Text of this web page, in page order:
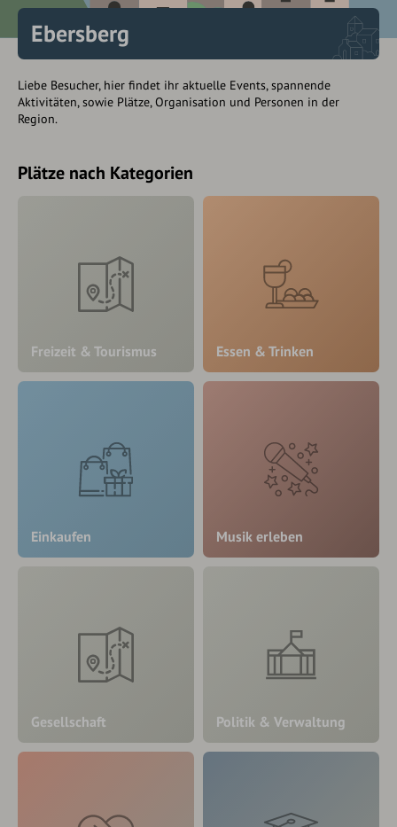
Ebersberg
Liebe Besucher, hier findet ihr aktuelle Events, spannende
Aktivitäten, sowie Plätze, Organisation und Personen in der
Region.
Plätze nach Kategorien
Freizeit & Tourismus Essen & Trinken
Einkaufen Musik erleben
Gesellschaft Politik & Verwaltung